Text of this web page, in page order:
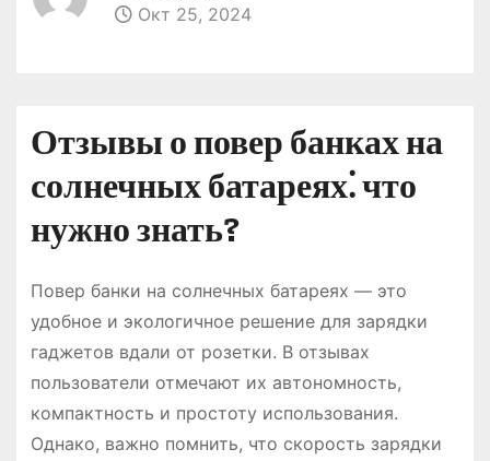
Окт 25, 2024
Отзывы о повер банках на
солнечных батареях⁚ что
нужно знать?
Повер банки на солнечных батареях — это
удобное и экологичное решение для зарядки
гаджетов вдали от розетки. В отзывах
пользователи отмечают их автономность,
компактность и простоту использования.
Однако, важно помнить, что скорость зарядки